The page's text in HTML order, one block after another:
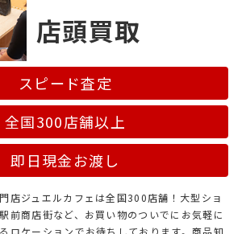
店頭買取
スピード査定
全国300店舗以上
即日現金お渡し
店ジュエルカフェは全国300店舗！大型ショ
前商店街など、お買い物のついでにお気軽に